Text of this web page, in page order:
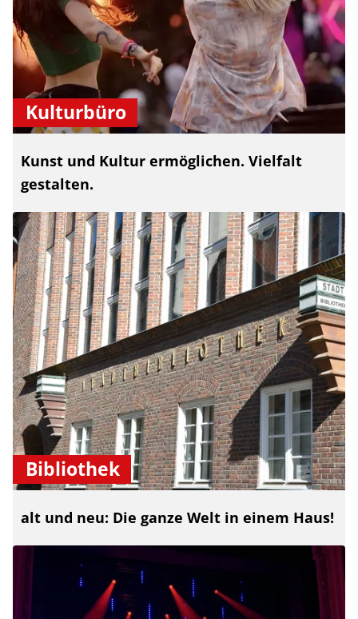
Kulturbüro
Kunst und Kultur ermöglichen. Vielfalt
gestalten.
Bibliothek
alt und neu: Die ganze Welt in einem Haus!